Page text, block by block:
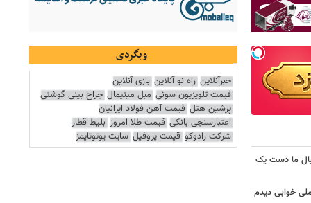
ما دست یک
خوابی دیدم
وبگردی
خبرآنلاین راه نو آنلاین بازی آنلاین
قیمت تلویزیون سونی مبل مینیمال جراح بینی گوشتی
پرشین هتل قیمت آهن فولاد ایرانیان
اعتبارسنجی بانکی قیمت طلا امروز بلیط قطار
شرکت رادوکو قیمت پروفیل سایت یوتوتایمز